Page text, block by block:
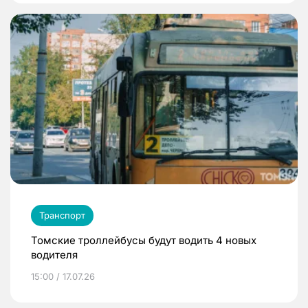
Транспорт
Томские троллейбусы будут водить 4 новых
водителя
15:00 / 17.07.26